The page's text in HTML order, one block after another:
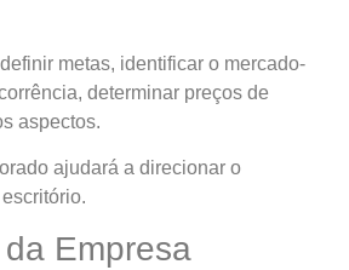
metas, identificar o mercado-
determinar preços de
aspectos.
ajudará a direcionar o
Empresa